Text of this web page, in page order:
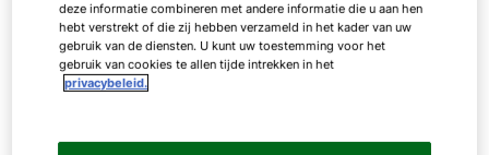
De warmwaterexpert
deze informatie combineren met andere informatie die u aan hen
hebt verstrekt of die zij hebben verzameld in het kader van uw
gebruik van de diensten. U kunt uw toestemming voor het
gebruik van cookies te allen tijde intrekken in het
privacybeleid.